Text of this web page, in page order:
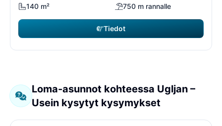
140 m²
750 m rannalle
Tiedot
Loma-asunnot kohteessa Ugljan –
Usein kysytyt kysymykset